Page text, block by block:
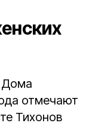
Дома
отмечают
Тихонов